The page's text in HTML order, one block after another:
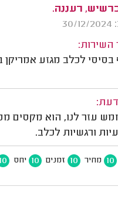
רעננה.
השירות:
בסיסי לכלב מגזע אמריקן
דעת:
עזר לנו, הוא מקסים
ורגשיות לכלב.
10 מחיר 10 זמנים 10 יחס 10